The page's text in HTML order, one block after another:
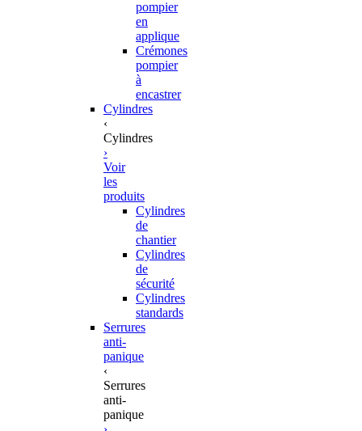
pompier
en
applique
Crémones
pompier
à
encastrer
Cylindres
‹
Cylindres
›
Voir
les
produits
Cylindres
de
chantier
Cylindres
de
sécurité
Cylindres
standards
Serrures
anti-
panique
‹
Serrures
anti-
panique